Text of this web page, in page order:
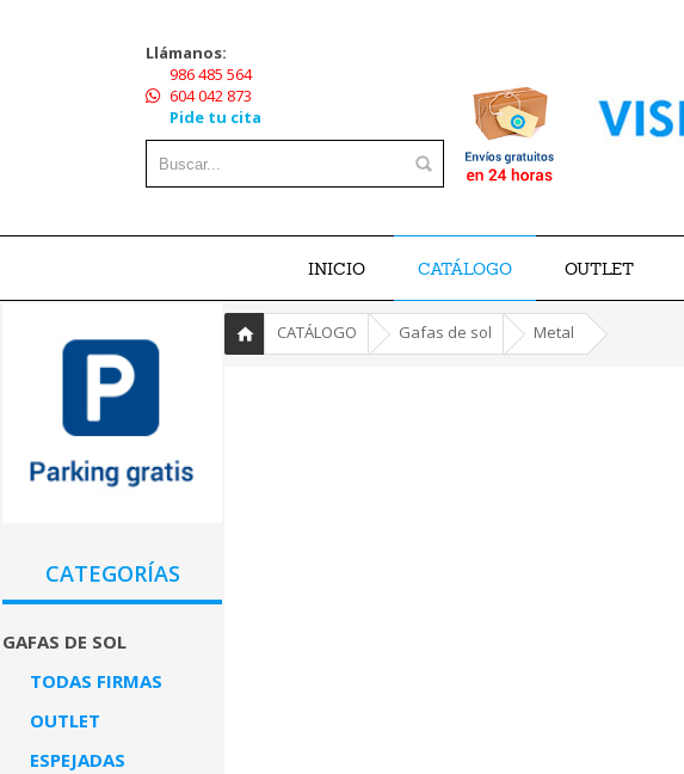
Llámanos:
986 485 564
604 042 873
Pide tu cita
INICIO CATÁLOGO OUTLET
CATEGORÍAS
GAFAS DE SOL
TODAS FIRMAS
OUTLET
ESPEJADAS
»CATÁLOGO Gafas de sol Metal